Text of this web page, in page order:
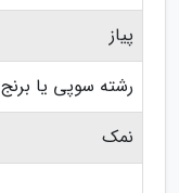
پیاز
رشته سوپی یا برنج
نمک